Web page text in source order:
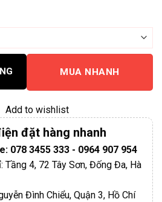
MUA NHANH
Add to wishlist
đặt hàng nhanh
078 3455 333 - 0964 907 954
Tầng 4, 72 Tây Sơn, Đống Đa, Hà
Đình Chiểu, Quận 3, Hồ Chí